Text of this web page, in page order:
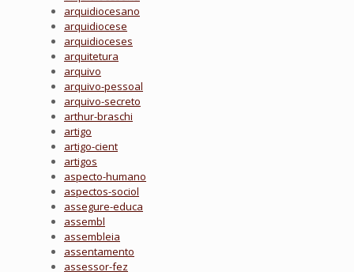
arquidiocesano
arquidiocese
arquidioceses
arquitetura
arquivo
arquivo-pessoal
arquivo-secreto
arthur-braschi
artigo
artigo-cient
artigos
aspecto-humano
aspectos-sociol
assegure-educa
assembl
assembleia
assentamento
assessor-fez